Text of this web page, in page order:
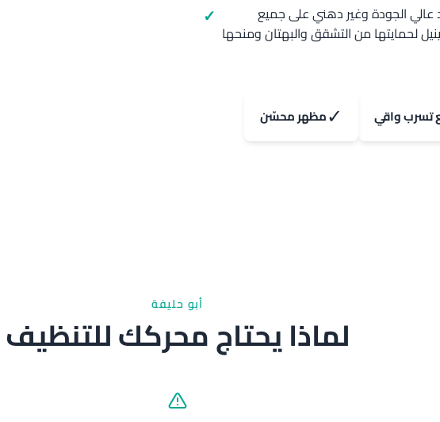
عالي الجودة وغير دهني على جميع
لحمايتها من التشقق والبهتان ومنحها
تسرب واقي ✓مظهر محسّن
أبو حليفة
لماذا يحتاج محركك للتنظيف